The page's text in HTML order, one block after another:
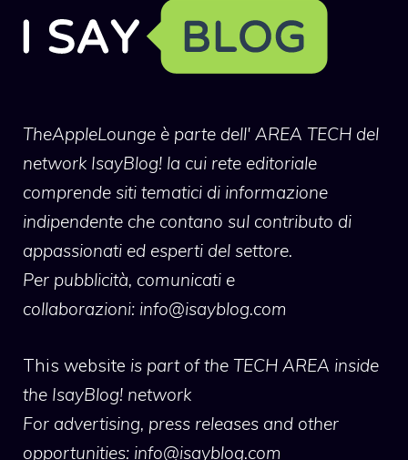
TheAppleLounge è parte dell' AREA TECH del
network IsayBlog! la cui rete editoriale
comprende siti tematici di informazione
indipendente che contano sul contributo di
appassionati ed esperti del settore.
Per pubblicità, comunicati e
collaborazioni: info@isayblog.com
This website is part of the TECH AREA inside
the IsayBlog! network
For advertising, press releases and other
opportunities: info@isayblog.com